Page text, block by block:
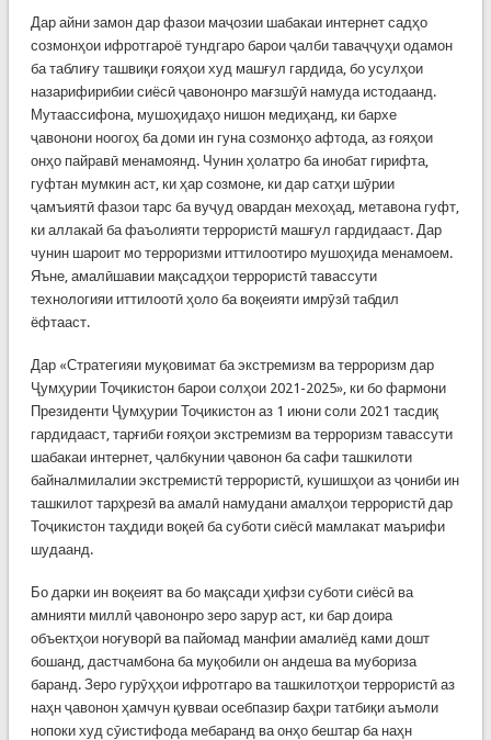
Дар айни замон дар фазои маҷозии шабакаи интернет садҳо
созмонҳои ифротгароё тундгаро барои ҷалби таваҷҷуҳи одамон
ба таблиғу ташвиқи ғояҳои худ машғул гардида, бо усулҳои
назарифирибии сиёсӣ ҷавононро мағзшӯӣ намуда истодаанд.
Мутаассифона, мушоҳидаҳо нишон медиҳанд, ки бархе
ҷавонони ноогоҳ ба доми ин гуна созмонҳо афтода, аз ғояҳои
онҳо пайравӣ менамоянд. Чунин ҳолатро ба инобат гирифта,
гуфтан мумкин аст, ки ҳар созмоне, ки дар сатҳи шӯрии
ҷамъиятӣ фазои тарс ба вуҷуд овардан мехоҳад, метавона гуфт,
ки аллакай ба фаъолияти террористӣ машғул гардидааст. Дар
чунин шароит мо терроризми иттилоотиро мушоҳида менамоем.
Яъне, амалӣшавии мақсадҳои террористӣ тавассути
технологияи иттилоотӣ ҳоло ба воқеияти имрӯзӣ табдил
ёфтааст.
Дар «Стратегияи муқовимат ба экстремизм ва терроризм дар
Ҷумҳурии Тоҷикистон барои солҳои 2021-2025», ки бо фармони
Президенти Ҷумҳурии Тоҷикистон аз 1 июни соли 2021 тасдиқ
гардидааст, тарғиби ғояҳои экстремизм ва терроризм тавассути
шабакаи интернет, ҷалбкунии ҷавонон ба сафи ташкилоти
байналмилалии экстремистӣ террористӣ, кушишҳои аз ҷониби ин
ташкилот тарҳрезӣ ва амалӣ намудани амалҳои террористӣ дар
Тоҷикистон таҳдиди воқеӣ ба суботи сиёсӣ мамлакат маърифи
шудаанд.
Бо дарки ин воқеият ва бо мақсади ҳифзи суботи сиёсӣ ва
амнияти миллӣ ҷавононро зеро зарур аст, ки бар доира
объектҳои ноғуворӣ ва пайомад манфии амалиёд ками дошт
бошанд, дастчамбона ба муқобили он андеша ва мубориза
баранд. Зеро гурӯҳҳои ифротгаро ва ташкилотҳои террористӣ аз
наҳн ҷавонон ҳамчун қувваи осебпазир баҳри татбиқи аъмоли
нопоки худ сӯистифода мебаранд ва онҳо бештар ба наҳн